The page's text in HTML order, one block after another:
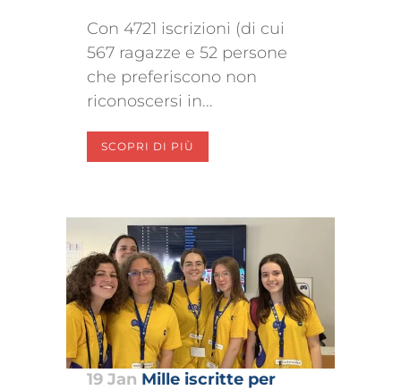
Con 4721 iscrizioni (di cui
567 ragazze e 52 persone
che preferiscono non
riconoscersi in...
SCOPRI DI PIÙ
19 Jan Mille iscritte per